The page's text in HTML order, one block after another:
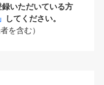
いただいている方
してください。
を含む）